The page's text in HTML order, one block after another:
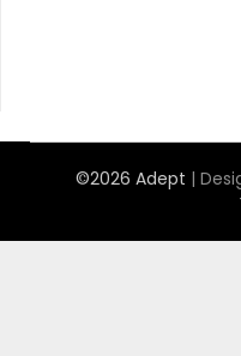
©2026 Adept |